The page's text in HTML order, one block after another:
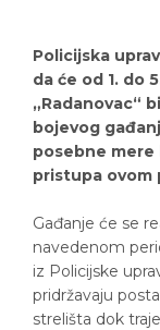
Policijska
da će od 1. do
„Radanovac“
bojevog
posebne
pristupa ovom
Gađanje će se
navedenom
iz Policijske
pridržavaju
strelišta dok